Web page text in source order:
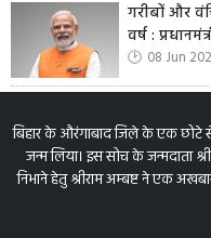
गरीबों और
वर्ष :
08 Jun
बिहार के औरंगाबाद जिले के एक
जन्म लिया। इस सोच के जन्मदाता
निभाने हेतु श्रीराम अम्बष्ट ने एक